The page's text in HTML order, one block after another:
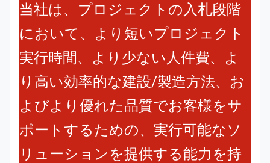
当社は、プロジェクトの入札段階
において、より短いプロジェクト
実行時間、より少ない人件費、よ
り高い効率的な建設/製造方法、お
よびより優れた品質でお客様をサ
ポートするための、実行可能なソ
リューションを提供する能力を持